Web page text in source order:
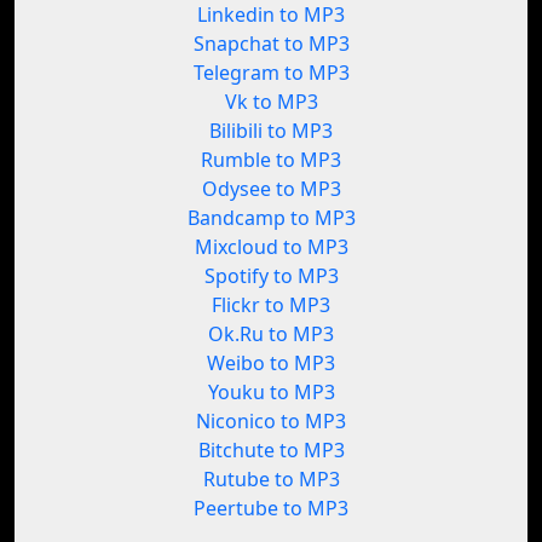
Linkedin to MP3
Snapchat to MP3
Telegram to MP3
Vk to MP3
Bilibili to MP3
Rumble to MP3
Odysee to MP3
Bandcamp to MP3
Mixcloud to MP3
Spotify to MP3
Flickr to MP3
Ok.Ru to MP3
Weibo to MP3
Youku to MP3
Niconico to MP3
Bitchute to MP3
Rutube to MP3
Peertube to MP3